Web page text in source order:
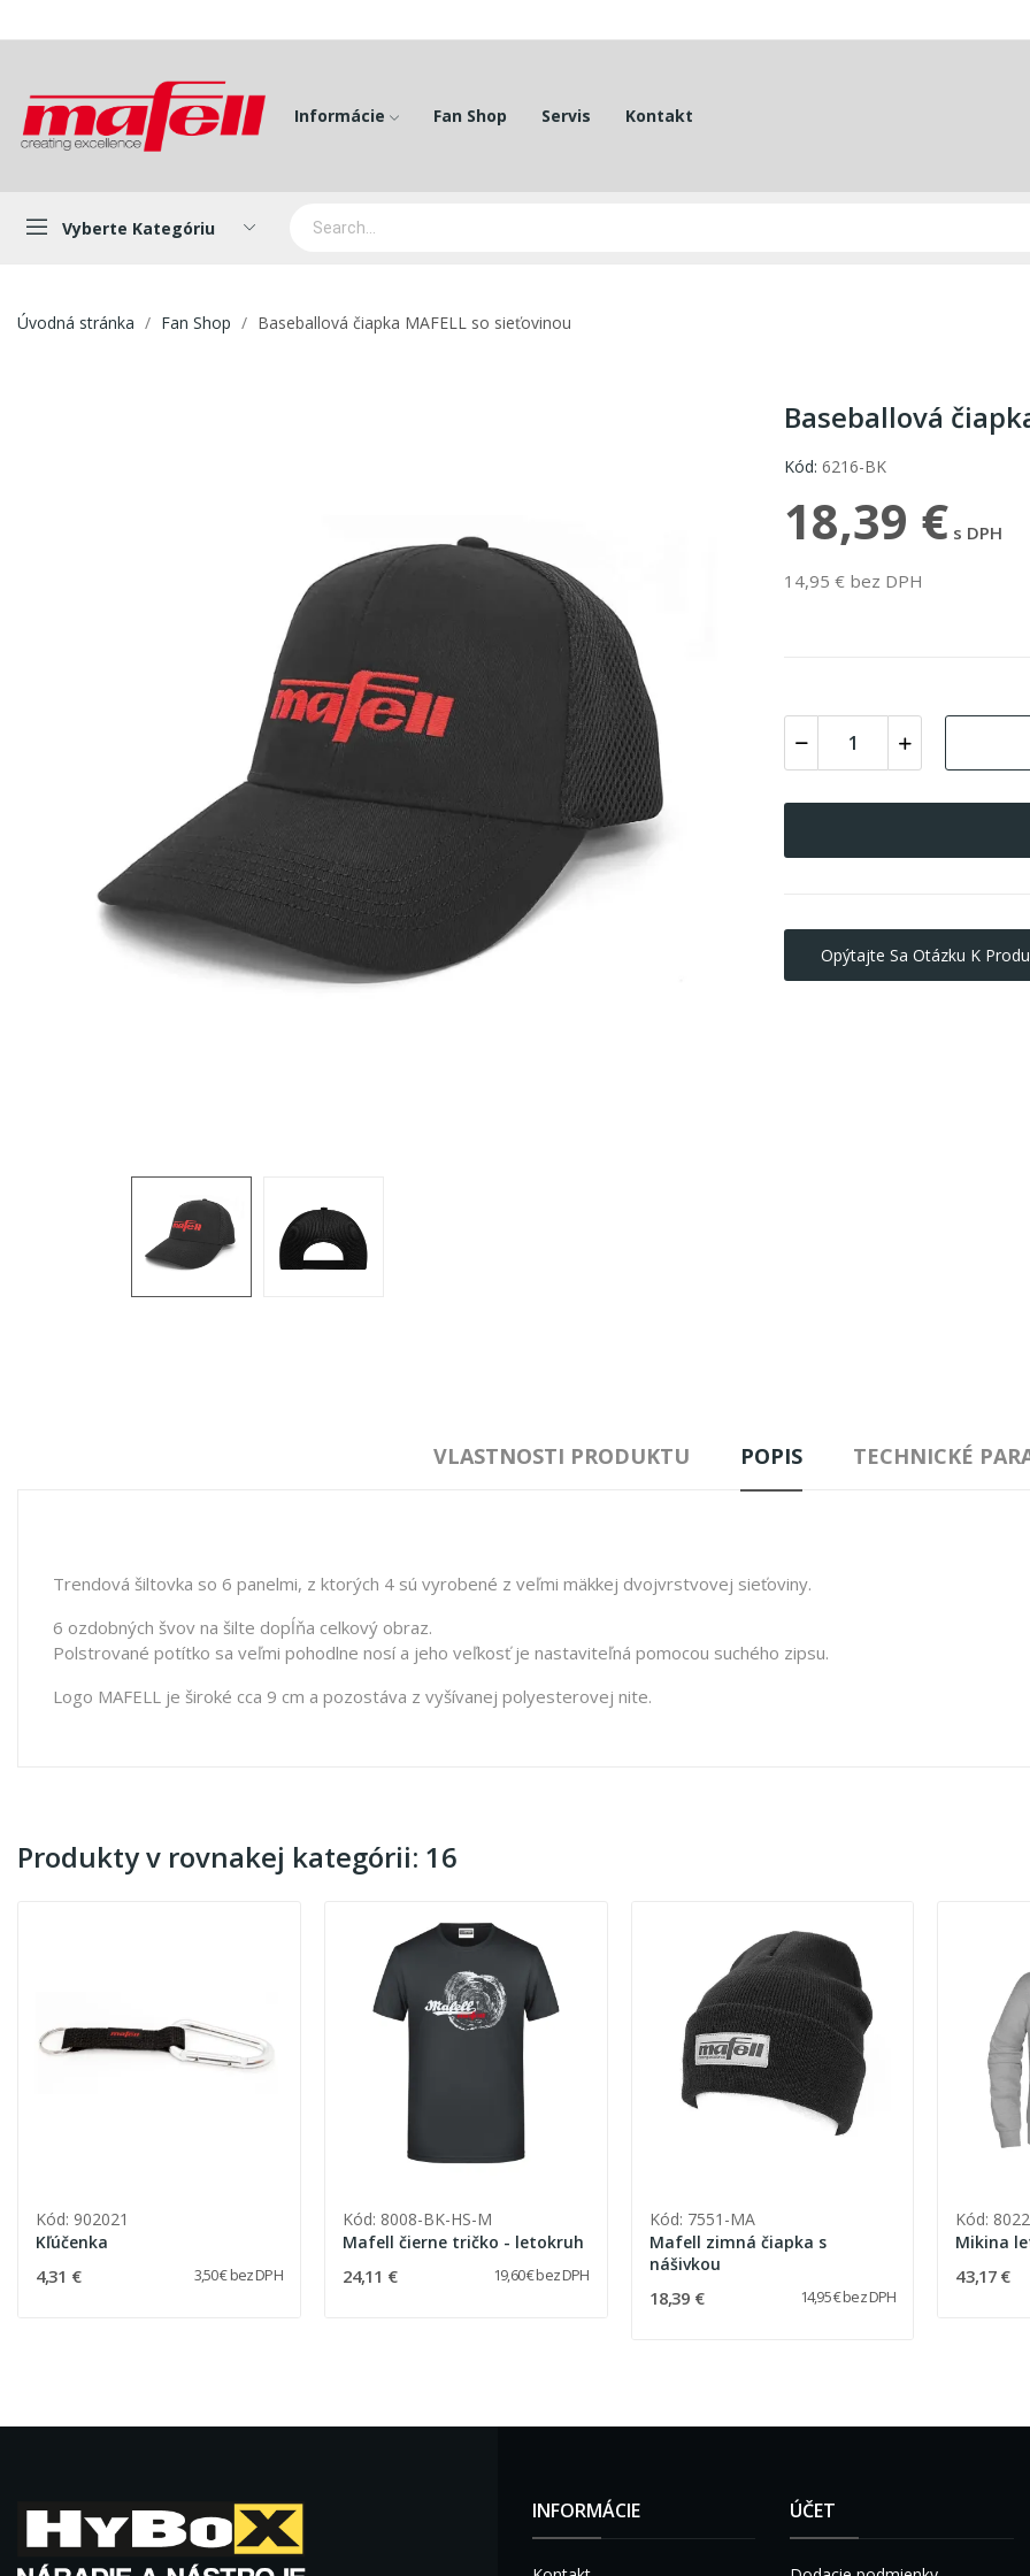
Informácie Fan Shop Servis Kontakt
Vyberte Kategóriu
Úvodná stránka Fan Shop Baseballová čiapka MAFELL so sieťovinou
Baseballová
Kód: 6216-BK
18,39 € s DPH
14,95 € bez DPH
Opýtajte Sa Otázku K
VLASTNOSTI PRODUKTU POPIS TECHNICKÉ
Trendová šiltovka so 6 panelmi, z ktorých 4 sú vyrobené z veľmi mäkkej dvojvrstvovej sieťoviny.
6 ozdobných švov na šilte dopĺňa celkový obraz.
Polstrované potítko sa veľmi pohodlne nosí a jeho veľkosť je nastaviteľná pomocou suchého zipsu.
Logo MAFELL je široké cca 9 cm a pozostáva z vyšívanej polyesterovej nite.
Produkty v rovnakej kategórii: 16
Kód: 902021
Kľúčenka
4,31 € 3,50 € bez DPH
Kód: 8008-BK-HS-M
Mafell čierne tričko - letokruh
24,11 € 19,60 € bez DPH
Kód: 7551-MA
Mafell zimná čiapka s
nášivkou
18,39 € 14,95 € bez DPH
Kód:
Mikina
43,17 €
INFORMÁCIE ÚČET